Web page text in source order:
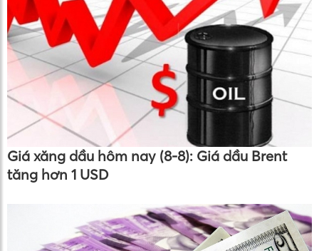
Giá xăng dầu hôm nay (8-8): Giá dầu Brent
tăng hơn 1 USD